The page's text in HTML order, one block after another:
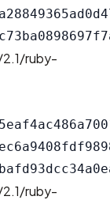
ruby-
ruby-